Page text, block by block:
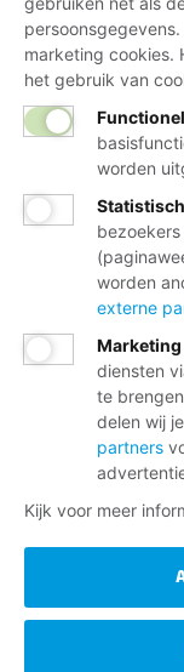
marketing cookies.
het gebruik van
worden
worden
externe
diensten
te
delen wij
partners
Kijk voor meer